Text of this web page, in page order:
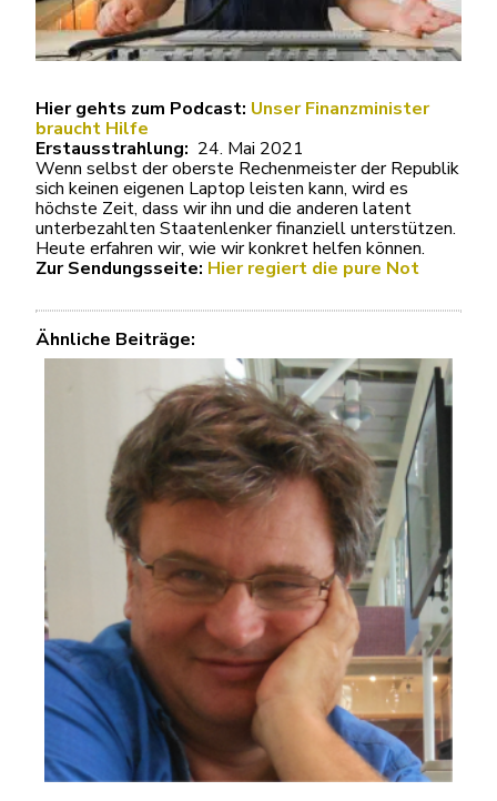
Hier gehts zum Podcast: Unser Finanzminister
braucht Hilfe
Erstausstrahlung: 24. Mai 2021
Wenn selbst der oberste Rechenmeister der Republik
sich keinen eigenen Laptop leisten kann, wird es
höchste Zeit, dass wir ihn und die anderen latent
unterbezahlten Staatenlenker finanziell unterstützen.
Heute erfahren wir, wie wir konkret helfen können.
Zur Sendungsseite: Hier regiert die pure Not
Ähnliche Beiträge: